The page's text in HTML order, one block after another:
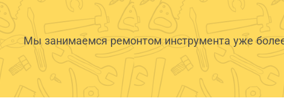
Мы занимаемся ремонтом инструмента уже